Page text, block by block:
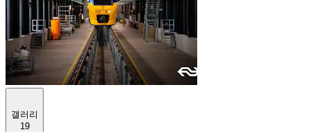
갤러리
19